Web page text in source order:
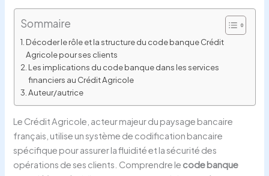
Sommaire
Décoder le rôle et la structure du code banque Crédit
Agricole pour ses clients
Les implications du code banque dans les services
financiers au Crédit Agricole
Auteur/autrice
Le Crédit Agricole, acteur majeur du paysage bancaire
français, utilise un système de codification bancaire
spécifique pour assurer la fluidité et la sécurité des
opérations de ses clients. Comprendre le code banque